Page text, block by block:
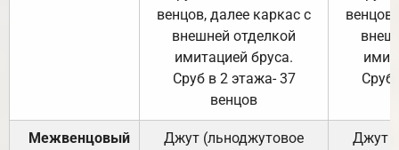
венцов, далее каркас с
внешней отделкой
имитацией бруса.
Сруб в 2 этажа- 37
венцов
Сруб
Межвенцовый
Джут (льноджутовое
Джут